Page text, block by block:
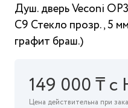
Душ. дверь Veconi
C9 Стекло прозр., 5
графит браш.)
149 000 ₸
Цена действительна при